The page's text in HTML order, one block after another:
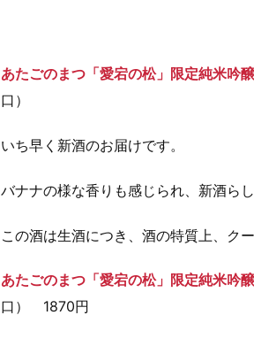
あたごのまつ「愛宕の松」限定純
口）
いち早く新酒のお届けです。
バナナの様な香りも感じられ、新酒ら
この酒は生酒につき、酒の特質上、ク
あたごのまつ「愛宕の松」限定純
口） 1870円